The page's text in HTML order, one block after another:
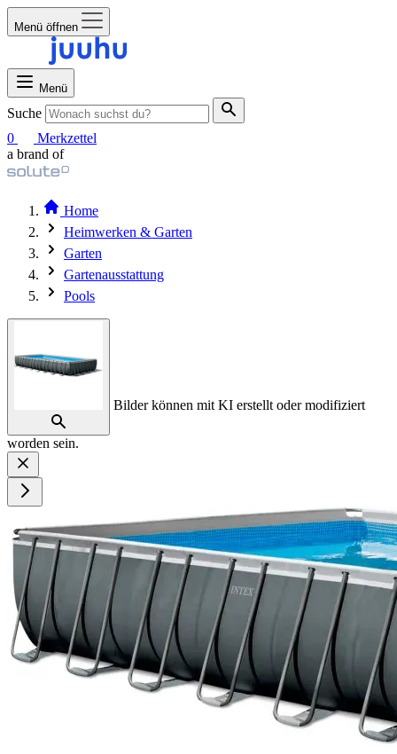
Menü öffnen
Menü
Suche
0
Merkzettel
a brand of
Home
Heimwerken & Garten
Garten
Gartenausstattung
Pools
Bilder können mit KI erstellt oder modifiziert
worden sein.